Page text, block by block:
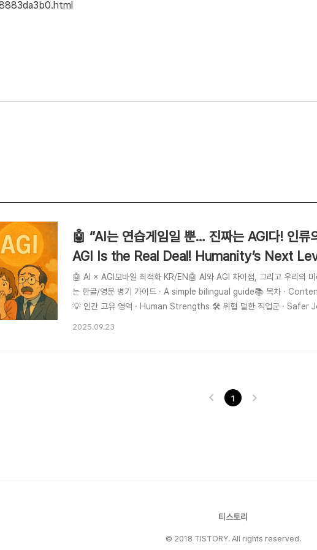
🤖 “AI는 연습게임일 뿐… 진짜는 AGI다! 인
AGI Is the Real Deal! Humanity’s Next
🤖 AI × AGI모바일 최적화 KR/EN🤖 AI와 AGI 차이점, 그리고 우리
는 한글/영문 병기 가이드 · A simple bilingual guide📚 목차 ·
💡 인간 고유 영역 · Human Strengths 🛠️ 위협 덜한 직업군 ·
2025.09.23
1
티스토리
© 2018 TISTORY. All rights reserved.